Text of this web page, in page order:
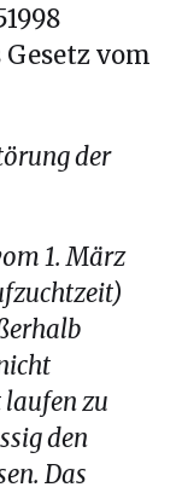
vom
der
1. März
zu
den
Das